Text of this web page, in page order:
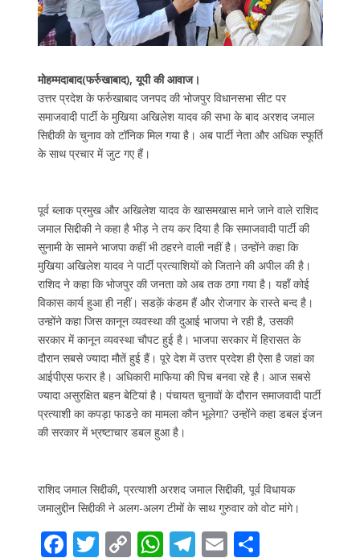
मोहम्मदाबाद(फर्रुखाबाद), यूपी की आवाज।
उत्तर प्रदेश के फर्रुखाबाद जनपद की भोजपुर विधानसभा सीट पर
समाजवादी पार्टी के मुखिया अखिलेश यादव की सभा के बाद अरशद जमाल
सिद्दीकी के चुनाव को टॉनिक मिल गया है। अब पार्टी नेता और अधिक स्फूर्ति
के साथ प्रचार में जुट गए हैं।
पूर्व ब्लाक प्रमुख और अखिलेश यादव के खासमखास माने जाने वाले राशिद
जमाल सिद्दीकी ने कहा है भीड़ ने तय कर दिया है कि समाजवादी पार्टी की
सुनामी के सामने भाजपा कहीं भी ठहरने वाली नहीं है। उन्होंने कहा कि
मुखिया अखिलेश यादव ने पार्टी प्रत्याशियों को जिताने की अपील की है।
राशिद ने कहा कि भोजपुर की जनता को अब तक ठगा गया है। यहाँ कोई
विकास कार्य हुआ ही नहीं। सडक़ें कंडम हैं और रोजगार के रास्ते बन्द है।
उन्होंने कहा जिस कानून व्यवस्था की दुआई भाजपा ने रही है, उसकी
सरकार में कानून व्यवस्था चौपट हुई है। भाजपा सरकार में हिरासत के
दौरान सबसे ज्यादा मौतें हुई हैं। पूरे देश में उत्तर प्रदेश ही ऐसा है जहां का
आईपीएस फरार है। अधिकारी माफिया की पिच बनवा रहे है। आज सबसे
ज्यादा असुरक्षित बहन बेटियां है। पंचायत चुनावों के दौरान समाजवादी पार्टी
प्रत्याशी का कपड़ा फाडऩे का मामला कौन भूलेगा? उन्होंने कहा डबल इंजन
की सरकार में भ्रष्टाचार डबल हुआ है।
राशिद जमाल सिद्दीकी, प्रत्याशी अरशद जमाल सिद्दीकी, पूर्व विधायक
जमालुद्दीन सिद्दीकी ने अलग-अलग टीमों के साथ गुरुवार को वोट मांगे।
F T C W T E S